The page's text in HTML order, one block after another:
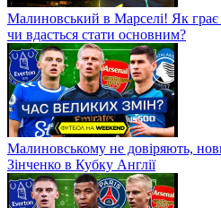
Малиновський в Марселі! Як грає
чи вдасться стати основним?
Малиновському не довіряють,
Зінченко в Кубку Англії